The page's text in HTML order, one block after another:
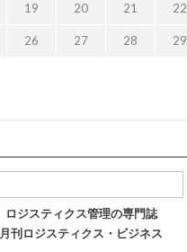
19 20 21 22
26 27 28 29
ロジスティクス管理の専門誌
月刊ロジスティクス・ビジネス